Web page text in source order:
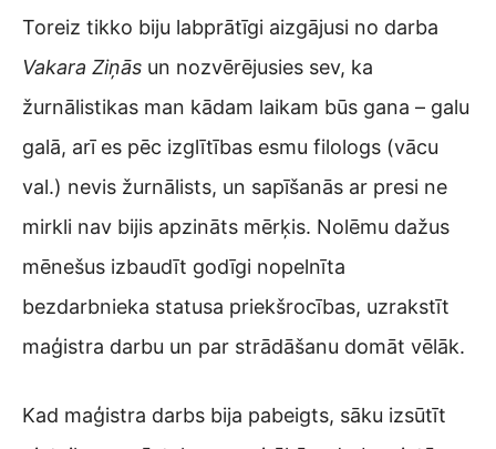
Toreiz tikko biju labprātīgi aizgājusi no darba
Vakara Ziņās un nozvērējusies sev, ka
žurnālistikas man kādam laikam būs gana – galu
galā, arī es pēc izglītības esmu filologs (vācu
val.) nevis žurnālists, un sapīšanās ar presi ne
mirkli nav bijis apzināts mērķis. Nolēmu dažus
mēnešus izbaudīt godīgi nopelnīta
bezdarbnieka statusa priekšrocības, uzrakstīt
maģistra darbu un par strādāšanu domāt vēlāk.
Kad maģistra darbs bija pabeigts, sāku izsūtīt